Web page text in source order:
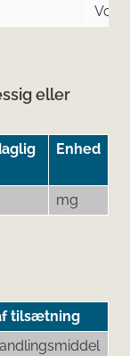
eller
Enhed
mg
tilsætning